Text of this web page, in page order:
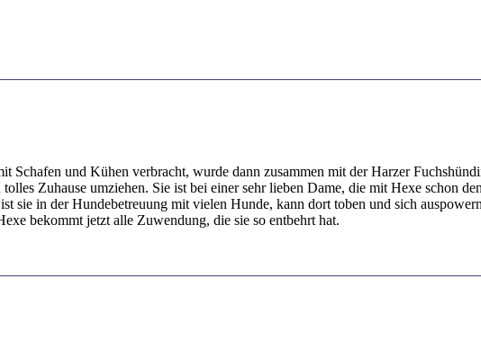
und Kühen verbracht, wurde dann zusammen mit der Harzer
Zuhause umziehen. Sie ist bei einer sehr lieben Dame, die mit Hexe schon
sie in der Hundebetreuung mit vielen Hunde, kann dort toben und sich
bekommt jetzt alle Zuwendung, die sie so entbehrt hat.